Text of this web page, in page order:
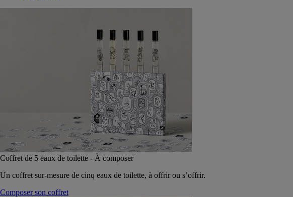
Coffret de 5 eaux de toilette - À composer
Un coffret sur-mesure de cinq eaux de toilette, à offrir ou s’offrir.
Composer son coffret